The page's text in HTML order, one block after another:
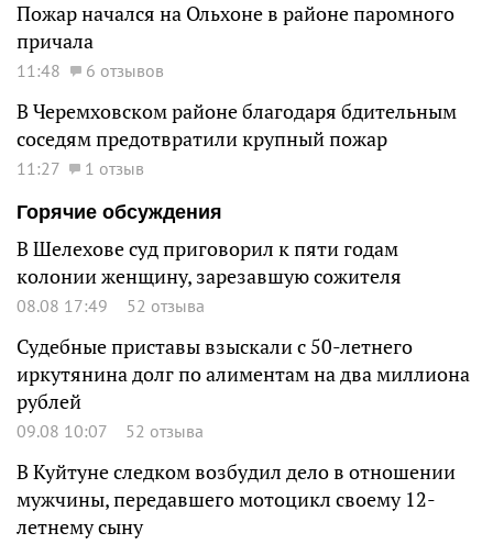
Пожар начался на Ольхоне в районе паромного
причала
11:48 6 отзывов
В Черемховском районе благодаря бдительным
соседям предотвратили крупный пожар
11:27
1 отзыв
Горячие обсуждения
В Шелехове суд приговорил к пяти годам
колонии женщину, зарезавшую сожителя
08.08 17:49 52 отзыва
Судебные приставы взыскали с 50-летнего
иркутянина долг по алиментам на два миллиона
рублей
09.08 10:07 52 отзыва
В Куйтуне следком возбудил дело в отношении
мужчины, передавшего мотоцикл своему 12-
летнему сыну